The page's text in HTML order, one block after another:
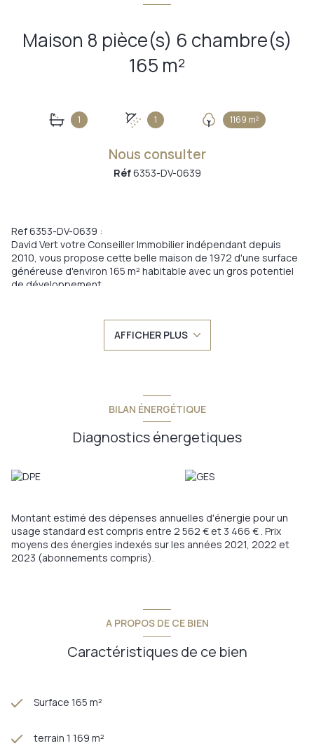
Maison 8 pièce(s) 6 chambre(s)
165 m²
1 1 1169 m²
Nous consulter
Réf6353-DV-0639
Ref 6353-DV-0639 :
David Vert votre Conseiller Immobilier indépendant depuis
2010, vous propose cette belle maison de 1972 d'une surface
généreuse d'environ 165 m² habitable avec un gros potentiel
de développement.
supplémentaires en sous-sol, actuellement chauffée.
Vous aurez compris que cette maison peut parfaitement
accueillir une grande famille, ou une famille recomposée!
Réserver vos dates de visites ce samedi 31 janvier 2026.
Annonce proposée par un agent commercial
Les informations sur les risques auxquels ce bien est exposé
sont disponibles sur le site
Géorisques
AFFICHER PLUS
BILAN ÉNERGÉTIQUE
Diagnostics énergetiques
Montant estimé des dépenses annuelles d'énergie pour un
usage standard est compris entre 2 562 € et 3 466 € . Prix
moyens des énergies indexés sur les années 2021, 2022 et
2023 (abonnements compris).
A PROPOS DE CE BIEN
Caractéristiques de ce bien
Surface 165 m²
terrain 1 169 m²